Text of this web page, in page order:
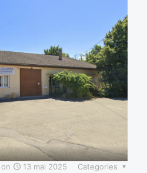
on 13 mai 2025 Categories